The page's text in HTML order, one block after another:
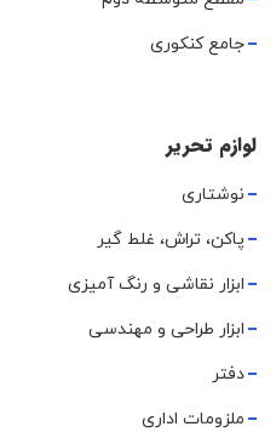
جامع کنکوری
لوازم تحریر
نوشتاری
پاکن، تراش، غلط گیر
ابزار نقاشی و رنگ آمیزی
ابزار طراحی و مهندسی
دفتر
ملزومات اداری